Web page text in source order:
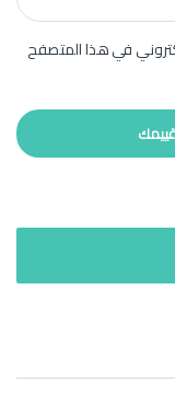
في هذا المتصفح